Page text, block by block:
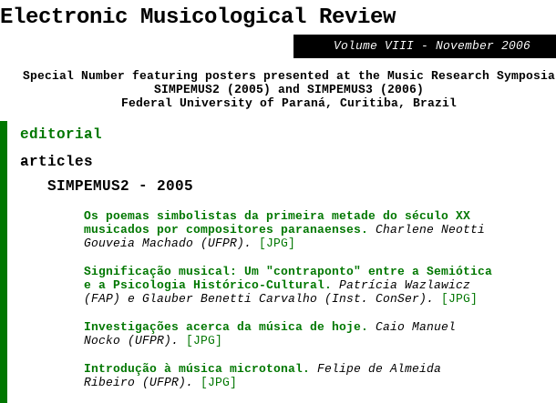
Electronic Musicological Review
Volume VIII - November 2006
Special Number featuring posters presented at the Music Research Symposia
SIMPEMUS2 (2005) and SIMPEMUS3 (2006)
Federal University of Paraná, Curitiba, Brazil
editorial
articles
SIMPEMUS2 - 2005
Os poemas simbolistas da primeira metade do século XX
musicados por compositores paranaenses .
Charlene Neotti
Gouveia Machado (UFPR) . [JPG]
Significação musical: Um "contraponto" entre a Semiótica
e a Psicologia Histórico-Cultural.
Patrícia Wazlawicz
(FAP) e Glauber Benetti Carvalho (Inst. ConSer) . [JPG]
Investigações acerca da música de hoje. Caio Manuel
Nocko (UFPR) . [JPG]
Introdução à música microtonal. Felipe de Almeida
Ribeiro (UFPR) . [JPG]